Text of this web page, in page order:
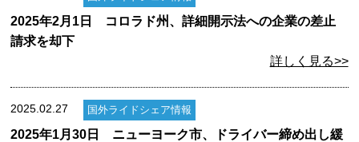
2025年2月1日 コロラド州、詳細開示法への企業の差止
請求を却下
詳しく見る>>
2025.02.27 国外ライドシェア情報
2025年1月30日 ニューヨーク市、ドライバー締め出し緩